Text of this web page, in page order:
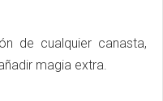
de cualquier canasta,
magia extra.